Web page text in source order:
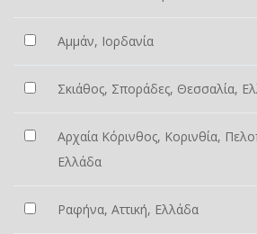
Αμμάν, Ιορδανία
Σκιάθος, Σποράδες, Θεσσαλία,
Αρχαία Κόρινθος, Κορινθία,
Ελλάδα
Ραφήνα, Αττική, Ελλάδα